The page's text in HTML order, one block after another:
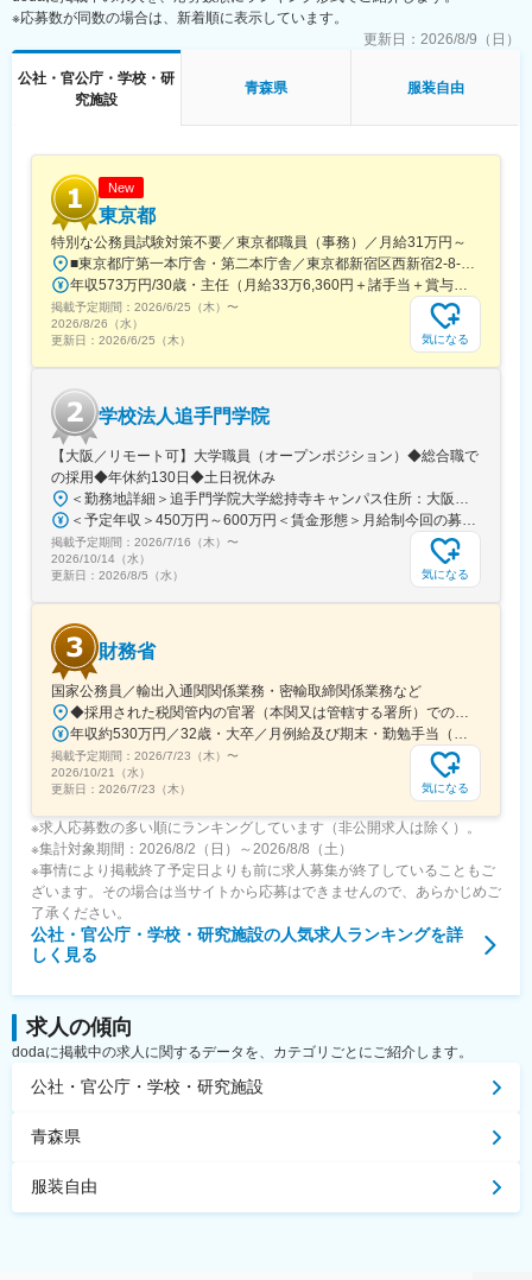
旧居留地・大丸前駅、山陽明石駅、山陽姫路駅、田町駅(岡山県)、
胡町駅、眉山ロープウェイ山麓駅、瓦町駅、長者ケ平駅、平和通
通駅、仙台駅、千葉中央駅、立川南駅、二重橋前駅、電鉄富山
駅・エスタ前駅、仁愛女子高校駅、新静岡駅、浜松駅、駅前大通
駅、名鉄名古屋駅、四日市駅、烏丸御池駅、大阪梅田駅(阪神線)、
鹿児島中央駅、美栄橋駅
※応募数が同数の場合は、新着順に表示しています。
更新日： 2026/8/9（日）
公社・官公庁・学校・研
究施設
青森県 服装自由
New
東京都
特別な公務員試験対策不要／東京都職員（事務）／月給31万円～
掲載予定期間： 2026/6/25（木） 〜
2026/8/26（水）
更新日： 2026/6/25（木） 気になる
学校法人追手門学院
【大阪／リモート可】大学職員（オープンポジション）◆総合職で
の採用◆年休約130日◆土日祝休み
掲載予定期間： 2026/7/16（木） 〜
2026/10/14（水）
更新日： 2026/8/5（水） 気になる
財務省
国家公務員／輸出入通関関係業務・密輸取締関係業務など
掲載予定期間： 2026/7/23（木） 〜
2026/10/21（水）
更新日： 2026/7/23（木） 気になる
※求人応募数の多い順にランキングしています（非公開求人は除く）。
※集計対象期間：2026/8/2（日）～2026/8/8（土）
※事情により掲載終了予定日よりも前に求人募集が終了していることもご
ざいます。その場合は当サイトから応募はできませんので、あらかじめご
了承ください。
公社・官公庁・学校・研究施設の人気求人ランキングを詳
しく見る
求人の傾向
dodaに掲載中の求人に関するデータを、カテゴリごとにご紹介します。
公社・官公庁・学校・研究施設
青森県
服装自由